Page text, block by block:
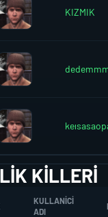
KIZMIK
KILLERI
KULLANICI
ADI